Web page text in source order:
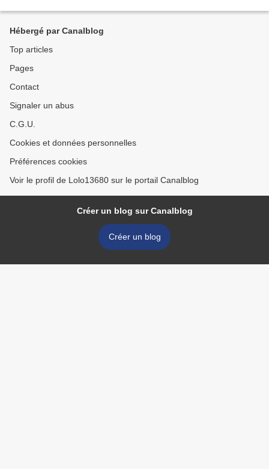
Hébergé par Canalblog
Top articles
Pages
Contact
Signaler un abus
C.G.U.
Cookies et données personnelles
Préférences cookies
Voir le profil de Lolo13680 sur le portail Canalblog
Créer un blog sur Canalblog
Créer un blog